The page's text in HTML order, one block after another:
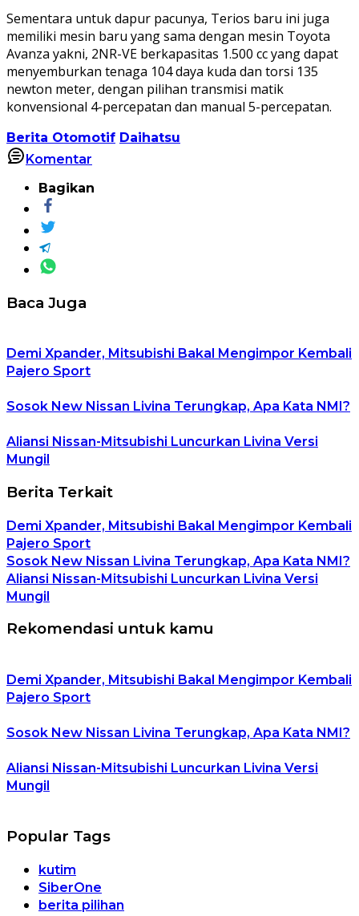
Sementara untuk dapur pacunya, Terios baru ini juga
memiliki mesin baru yang sama dengan mesin Toyota
Avanza yakni, 2NR-VE berkapasitas 1.500 cc yang dapat
menyemburkan tenaga 104 daya kuda dan torsi 135
newton meter, dengan pilihan transmisi matik
konvensional 4-percepatan dan manual 5-percepatan.
Berita Otomotif Daihatsu
Komentar
Bagikan
Baca Juga
Demi Xpander, Mitsubishi Bakal Mengimpor Kembali
Pajero Sport
Sosok New Nissan Livina Terungkap, Apa Kata NMI?
Aliansi Nissan-Mitsubishi Luncurkan Livina Versi
Mungil
Berita Terkait
Demi Xpander, Mitsubishi Bakal Mengimpor Kembali
Pajero Sport
Sosok New Nissan Livina Terungkap, Apa Kata NMI?
Aliansi Nissan-Mitsubishi Luncurkan Livina Versi
Mungil
Rekomendasi untuk kamu
Demi Xpander, Mitsubishi Bakal Mengimpor Kembali
Pajero Sport
Sosok New Nissan Livina Terungkap, Apa Kata NMI?
Aliansi Nissan-Mitsubishi Luncurkan Livina Versi
Mungil
Popular Tags
kutim
SiberOne
berita pilihan